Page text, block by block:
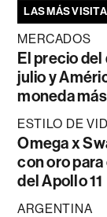
LAS MÁS
MERCADOS
El precio del
julio y
moneda
ESTILO DE
Omega x
con oro
del Apollo 11
ARGENTINA